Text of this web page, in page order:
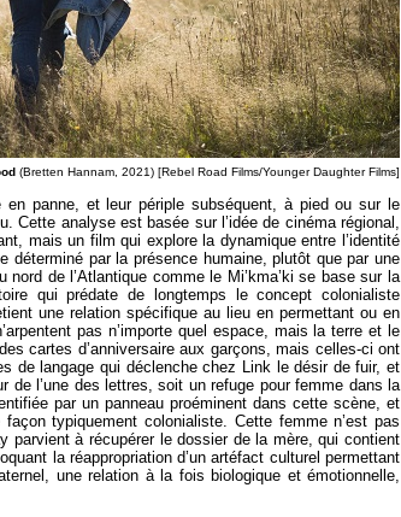
(Bretten Hannam, 2021) [Rebel Road Films/Younger Daughter Films]
panne, et leur périple subséquent, à pied ou sur le
Cette analyse est basée sur l’idée de cinéma régional,
mais un film qui explore la dynamique entre l’identité
déterminé par la présence humaine, plutôt que par une
de l’Atlantique comme le Mi’kma’ki se base sur la
qui prédate de longtemps le concept colonialiste
une relation spécifique au lieu en permettant ou en
pas n’importe quel espace, mais la terre et le
cartes d’anniversaire aux garçons, mais celles-ci ont
de langage qui déclenche chez Link le désir de fuir, et
de l’une des lettres, soit un refuge pour femme dans la
par un panneau proéminent dans cette scène, et
typiquement colonialiste. Cette femme n’est pas
à récupérer le dossier de la mère, qui contient
la réappropriation d’un artéfact culturel permettant
une relation à la fois biologique et émotionnelle,